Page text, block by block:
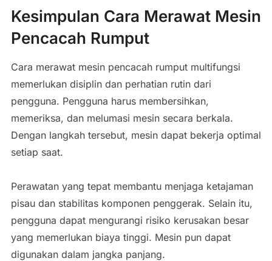
Kesimpulan Cara Merawat Mesin
Pencacah Rumput
Cara merawat mesin pencacah rumput multifungsi
memerlukan disiplin dan perhatian rutin dari
pengguna. Pengguna harus membersihkan,
memeriksa, dan melumasi mesin secara berkala.
Dengan langkah tersebut, mesin dapat bekerja optimal
setiap saat.
Perawatan yang tepat membantu menjaga ketajaman
pisau dan stabilitas komponen penggerak. Selain itu,
pengguna dapat mengurangi risiko kerusakan besar
yang memerlukan biaya tinggi. Mesin pun dapat
digunakan dalam jangka panjang.